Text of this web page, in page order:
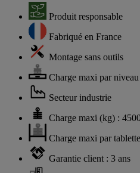
Produit responsable
Fabriqué en France
Montage sans outils
Charge maxi par
Secteur industrie
Charge maxi (kg) :
Charge maxi par
Garantie client : 3 ans